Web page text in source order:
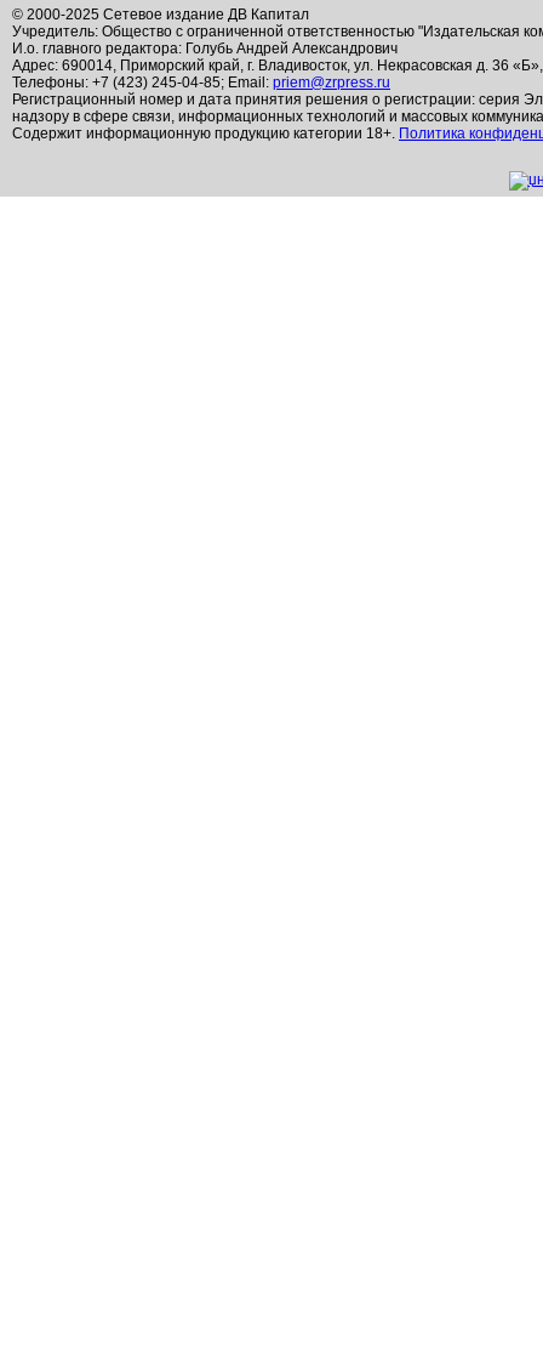
© 2000-2025 Сетевое издание ДВ Капитал
Учредитель: Общество с ограниченной ответственностью "Издательская
И.о. главного редактора: Голубь Андрей Александрович
Адрес: 690014, Приморский край, г. Владивосток, ул. Некрасовская д. 36
Телефоны: +7 (423) 245-04-85; Email: priem@zrpress.ru
Регистрационный номер и дата принятия решения о регистрации: серия
надзору в сфере связи, информационных технологий и массовых
Содержит информационную продукцию категории 18+. Политика